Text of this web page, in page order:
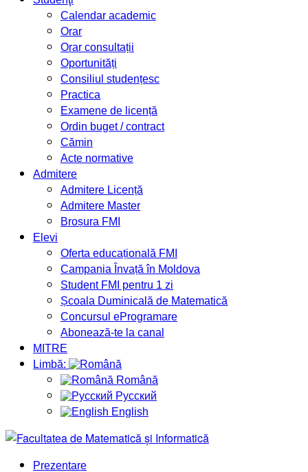
Calendar academic
Orar
Orar consultații
Oportunități
Consiliul studențesc
Practica
Examene de licență
Ordin buget / contract
Cămin
Acte normative
Admitere
Admitere Licență
Admitere Master
Broșura FMI
Elevi
Oferta educațională FMI
Campania Învață în Moldova
Student FMI pentru 1 zi
Școala Duminicală de Matematică
Concursul eProgramare
Abonează-te la canal
MITRE
Limbă:
Română
Русский
English
Prezentare